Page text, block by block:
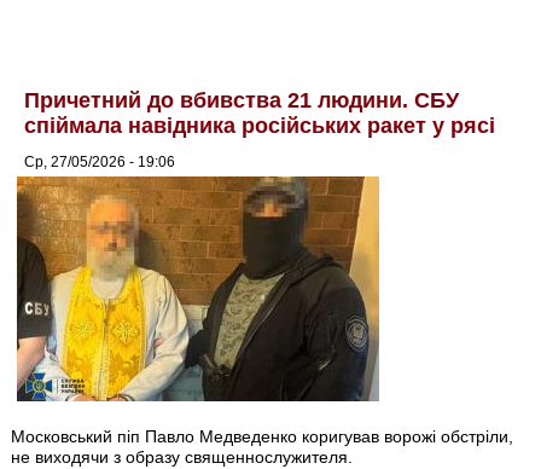
Причетний до вбивства 21 людини. СБУ
спіймала навідника російських ракет у рясі
Ср, 27/05/2026 - 19:06
Московський піп Павло Медведенко коригував ворожі обстріли,
не виходячи з образу священнослужителя.